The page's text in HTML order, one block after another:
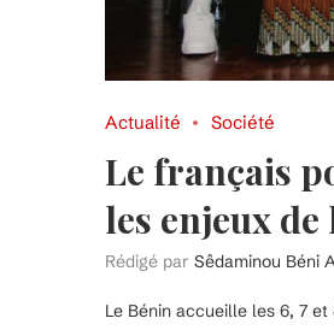
Actualité Société
Le français
les enjeux
Rédigé par Sêdaminou Béni
Le Bénin accueille les 6, 7